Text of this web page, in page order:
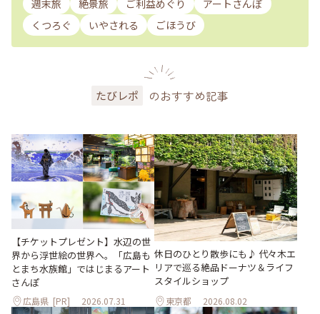
週末旅 絶景旅 ご利益めぐり
アートさんぽ
くつろぐ
いやされる ごほうび
たびレポ のおすすめ記事
【チケットプレゼント】水辺の世
界から浮世絵の世界へ。「広島も
とまち水族館」ではじまるアート
さんぽ
広島県 [PR] 2026.07.31
休日のひとり散歩にも♪ 代々木エ
リアで巡る絶品ドーナツ＆ライフ
スタイルショップ
東京都 2026.08.02